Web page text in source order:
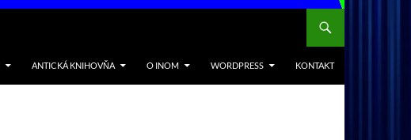
ANTICKÁ KNIHOVŇA O INOM WORDPRESS KONTAKT